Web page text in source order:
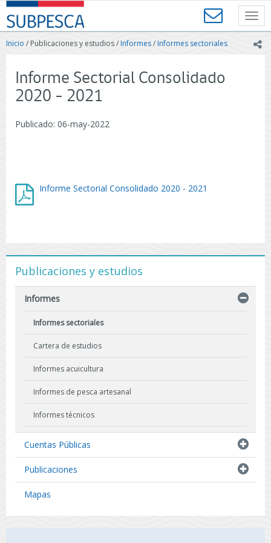
Contenido
principal
SUBPESCA
-
Subsecretaría
Acuicultura
-
de
Inicio / Publicaciones y estudios /Informes/Informes sectoriales
Informe Sectorial Consolidado
2020 - 2021
Publicado: 06-may-2022
Informe Sectorial Consolidado 2020 - 2021
Publicaciones y estudios
Informes
Informes sectoriales
Cartera de estudios
Informes acuicultura
Informes de pesca artesanal
Informes técnicos
Resultados de Pescas de Investigación
Cuentas Públicas
Publicaciones
Mapas